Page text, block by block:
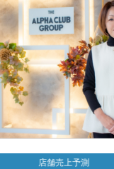
店舗売上予測